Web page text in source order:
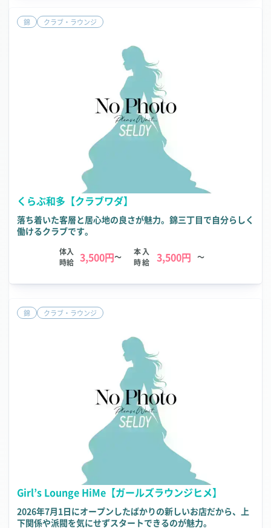
錦 クラブ・ラウンジ
くらぶ和多【クラブワダ】
落ち着いた客層と居心地の良さが魅力。錦三丁目で自分らしく
働けるクラブです。
体入
時給 3,500円～
本入
時給
3,500円 ～
錦 クラブ・ラウンジ
Girl’s Lounge HiMe【ガールズラウンジヒメ】
2026年7月1日にオープンしたばかりの新しいお店だから、上
下関係や派閥を気にせずスタートできるのが魅力。